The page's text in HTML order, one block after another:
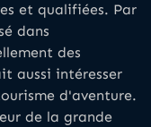
et qualifiées. Par
dans
des
aussi intéresser
d'aventure.
de la grande